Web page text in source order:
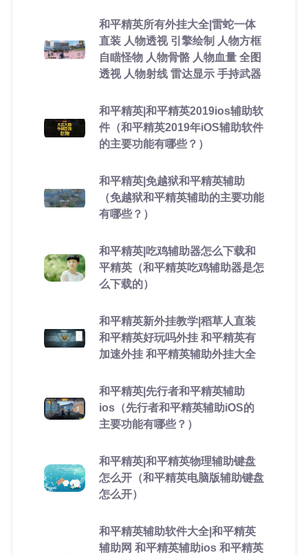
和平精英所有外挂大全|雷蛇一体
直装 人物透视 引擎绘制 人物方框
自瞄怪物 人物骨骼 人物血量 全图
透视 人物射线 雷达显示 手持武器
和平精英|和平精英2019ios辅助软
件（和平精英2019年iOS辅助软件
的主要功能有哪些？）
和平精英|免越狱和平精英辅助
（免越狱和平精英辅助的主要功能
有哪些？）
和平精英|吃鸡辅助器怎么下载和
平精英（和平精英吃鸡辅助器是怎
么下载的）
和平精英新外挂教学|稻草人直装
和平精英好玩吗外挂 和平精英有
加速外挂 和平精英辅助外挂大全
和平精英|先行者和平精英辅助
ios（先行者和平精英辅助iOS的
主要功能有哪些？）
和平精英|和平精英物理辅助键盘
怎么开（和平精英电脑版辅助键盘
怎么开）
和平精英辅助软件大全|和平精英
辅助网 和平精英辅助ios 和平精英